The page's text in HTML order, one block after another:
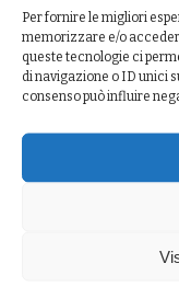
Per fornire le migliori
memorizzare e/o
queste tecnologie ci
di navigazione o ID unici
consenso può influire
L’Alpe
Valle
6 Febbraio 2025 Erika